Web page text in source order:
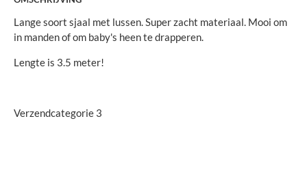
Lange soort sjaal met lussen. Super zacht materiaal. Mooi om
in manden of om baby's heen te drapperen.
Lengte is 3.5 meter!
Verzendcategorie 3